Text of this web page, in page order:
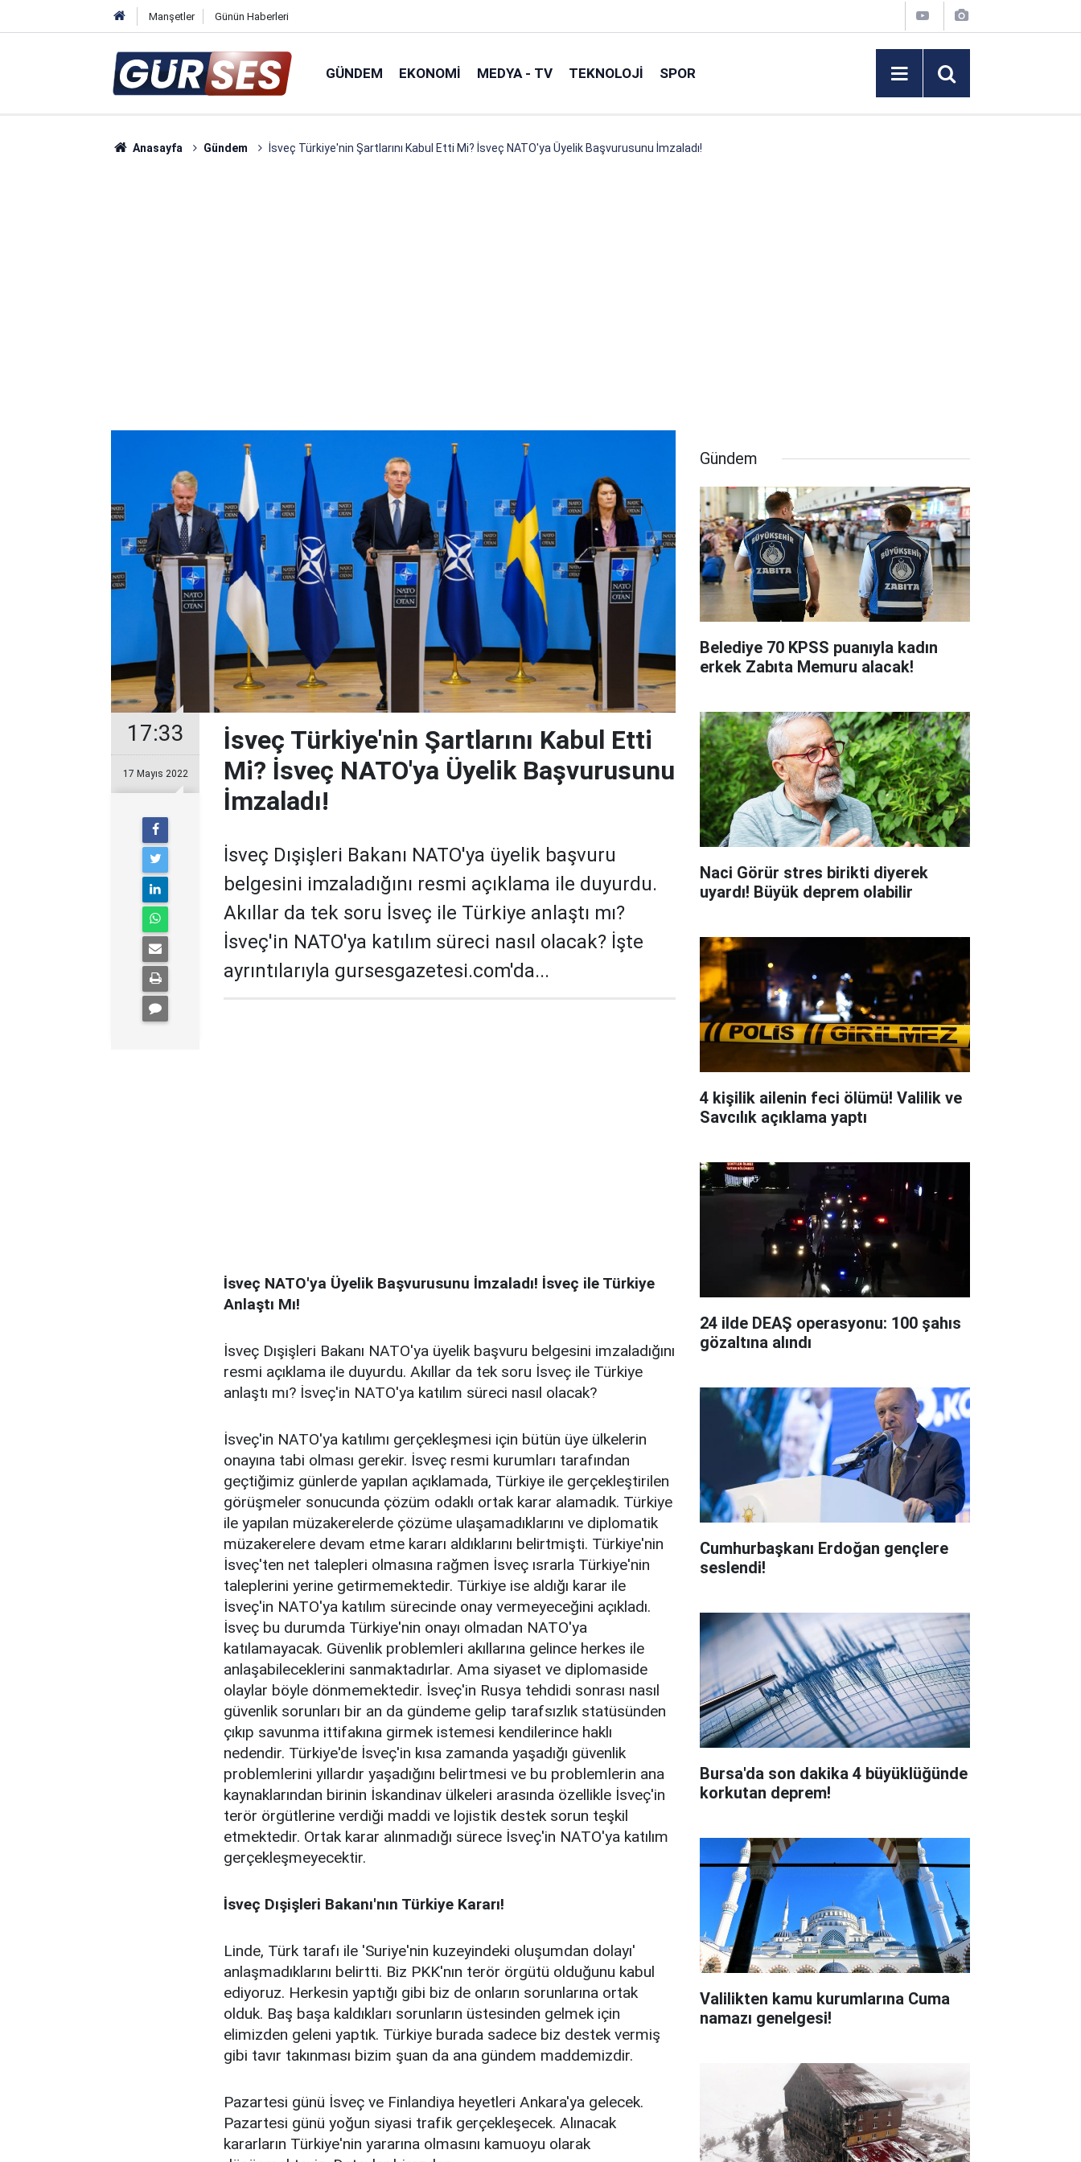
Manşetler Günün Haberleri
GÜNDEM EKONOMI MEDYA - TV TEKNOLOJI SPOR
Anasayfa Gündem İsveç Türkiye'nin Şartlarını Kabul Etti Mi? İsveç NATO'ya Üyelik Başvurusunu İmzaladı!
17:33
17 Mayıs 2022
İsveç Türkiye'nin Şartlarını Kabul Etti
Mi? İsveç NATO'ya Üyelik Başvurusunu
İmzaladı!
İsveç Dışişleri Bakanı NATO'ya üyelik başvuru
belgesini imzaladığını resmi açıklama ile duyurdu.
Akıllar da tek soru İsveç ile Türkiye anlaştı mı?
İsveç'in NATO'ya katılım süreci nasıl olacak? İşte
ayrıntılarıyla gursesgazetesi.com'da...
İsveç NATO'ya Üyelik Başvurusunu İmzaladı! İsveç ile Türkiye
Anlaştı Mı!
İsveç Dışişleri Bakanı NATO'ya üyelik başvuru belgesini imzaladığını
resmi açıklama ile duyurdu. Akıllar da tek soru İsveç ile Türkiye
anlaştı mı? İsveç'in NATO'ya katılım süreci nasıl olacak?
İsveç'in NATO'ya katılımı gerçekleşmesi için bütün üye ülkelerin
onayına tabi olması gerekir. İsveç resmi kurumları tarafından
geçtiğimiz günlerde yapılan açıklamada, Türkiye ile gerçekleştirilen
görüşmeler sonucunda çözüm odaklı ortak karar alamadık. Türkiye
ile yapılan müzakerelerde çözüme ulaşamadıklarını ve diplomatik
müzakerelere devam etme kararı aldıklarını belirtmişti. Türkiye'nin
İsveç'ten net talepleri olmasına rağmen İsveç ısrarla Türkiye'nin
taleplerini yerine getirmemektedir. Türkiye ise aldığı karar ile
İsveç'in NATO'ya katılım sürecinde onay vermeyeceğini açıkladı.
İsveç bu durumda Türkiye'nin onayı olmadan NATO'ya
katılamayacak. Güvenlik problemleri akıllarına gelince herkes ile
anlaşabileceklerini sanmaktadırlar. Ama siyaset ve diplomaside
olaylar böyle dönmemektedir. İsveç'in Rusya tehdidi sonrası nasıl
güvenlik sorunları bir an da gündeme gelip tarafsızlık statüsünden
çıkıp savunma ittifakına girmek istemesi kendilerince haklı
nedendir. Türkiye'de İsveç'in kısa zamanda yaşadığı güvenlik
problemlerini yıllardır yaşadığını belirtmesi ve bu problemlerin ana
kaynaklarından birinin İskandinav ülkeleri arasında özellikle İsveç'in
terör örgütlerine verdiği maddi ve lojistik destek sorun teşkil
etmektedir. Ortak karar alınmadığı sürece İsveç'in NATO'ya katılım
gerçekleşmeyecektir.
İsveç Dışişleri Bakanı'nın Türkiye Kararı!
Linde, Türk tarafı ile 'Suriye'nin kuzeyindeki oluşumdan dolayı'
anlaşmadıklarını belirtti. Biz PKK'nın terör örgütü olduğunu kabul
ediyoruz. Herkesin yaptığı gibi biz de onların sorunlarına ortak
olduk. Baş başa kaldıkları sorunların üstesinden gelmek için
elimizden geleni yaptık. Türkiye burada sadece biz destek vermiş
gibi tavır takınması bizim şuan da ana gündem maddemizdir.
Pazartesi günü İsveç ve Finlandiya heyetleri Ankara'ya gelecek.
Pazartesi günü yoğun siyasi trafik gerçekleşecek. Alınacak
kararların Türkiye'nin yararına olmasını kamuoyu olarak
Gündem
Belediye 70 KPSS puanıyla kadın
erkek Zabıta Memuru alacak!
Naci Görür stres birikti diyerek
uyardı! Büyük deprem olabilir
4 kişilik ailenin feci ölümü! Valilik ve
Savcılık açıklama yaptı
24 ilde DEAŞ operasyonu: 100 şahıs
gözaltına alındı
Cumhurbaşkanı Erdoğan gençlere
seslendi!
Bursa'da son dakika 4 büyüklüğünde
korkutan deprem!
Valilikten kamu kurumlarına Cuma
namazı genelgesi!